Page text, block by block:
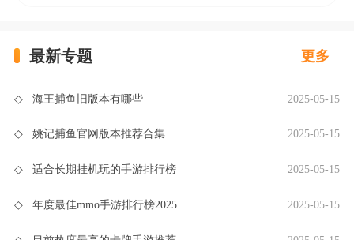
最新专题 更多
◇ 海王捕鱼旧版本有哪些 2025-05-15
◇ 姚记捕鱼官网版本推荐合集 2025-05-15
◇ 适合长期挂机玩的手游排行榜 2025-05-15
◇ 年度最佳mmo手游排行榜2025 2025-05-15